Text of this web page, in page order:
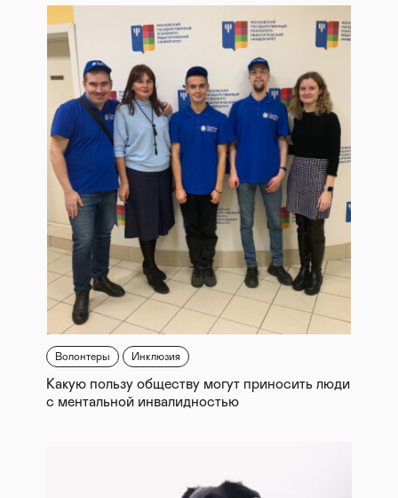
Волонтеры Инклюзия
Какую пользу обществу могут приносить люди
с ментальной инвалидностью